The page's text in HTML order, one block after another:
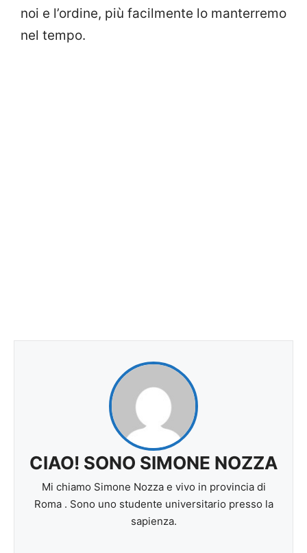
noi e l’ordine, più facilmente lo manterremo
nel tempo.
CIAO! SONO SIMONE NOZZA
Mi chiamo Simone Nozza e vivo in provincia di
Roma . Sono uno studente universitario presso la
sapienza.